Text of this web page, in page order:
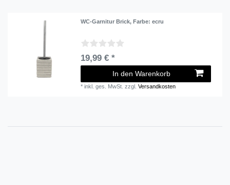
WC-Garnitur Brick, Farbe: ecru
19,99 € *
In den Warenkorb
*inkl. ges. MwSt. zzgl.Versandkosten